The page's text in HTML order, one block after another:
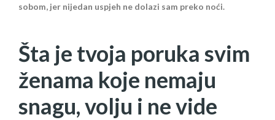
sobom, jer nijedan uspjeh ne dolazi sam preko noći.
Šta je tvoja poruka svim
ženama koje nemaju
snagu, volju i ne vide